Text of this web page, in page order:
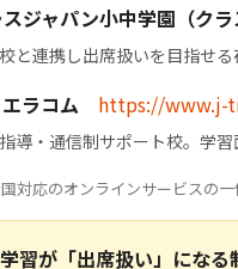
ジャパン小中学園（クラ
と連携し出席扱いを目指せ
ラコム https://www.j-
導・通信制サポート校。学
対応のオンラインサービスの
習が「出席扱い」になる